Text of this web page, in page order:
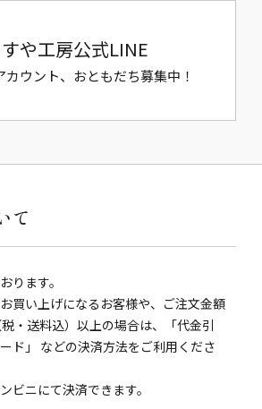
や工房公式LINE
カウント、おともだち募集中！
て
ります。
買い上げになるお客様や、ご注文金額
・送料込）以上の場合は、「代金引
ド」 などの決済方法をご利用くださ
ビニにて決済できます。